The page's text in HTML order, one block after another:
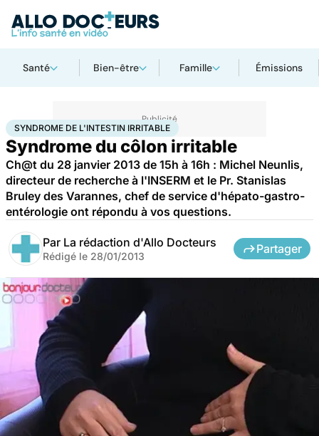
Santé Bien-être Famille Émissions
AccueilSanté Syndrome de l'intestin irritable
SYNDROME DE L'INTESTIN IRRITABLE
Syndrome du côlon irritable
Ch@t du 28 janvier 2013 de 15h à 16h : Michel Neunlis,
directeur de recherche à l'INSERM et le Pr. Stanislas
Bruley des Varannes, chef de service d'hépato-gastro-
entérologie ont répondu à vos questions.
Par La rédaction d'Allo Docteurs
Rédigé le 28/01/2013
Partager